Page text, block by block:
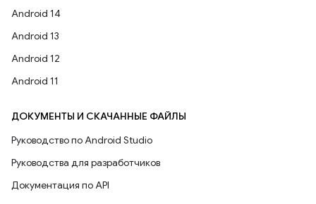
Android 14
Android 13
Android 12
Android 11
ДОКУМЕНТЫ И СКАЧАННЫЕ ФАЙЛЫ
Руководство по Android Studio
Руководства для разработчиков
Документация по API